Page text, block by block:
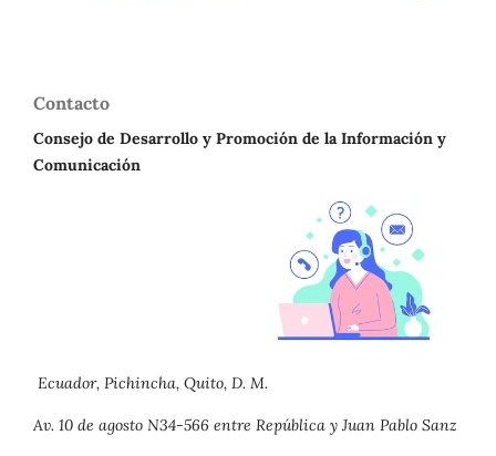
Contacto
Consejo de Desarrollo y Promoción de la Información y
Comunicación
Ecuador, Pichincha, Quito, D. M.
Av. 10 de agosto N34-566 entre República y Juan Pablo Sanz